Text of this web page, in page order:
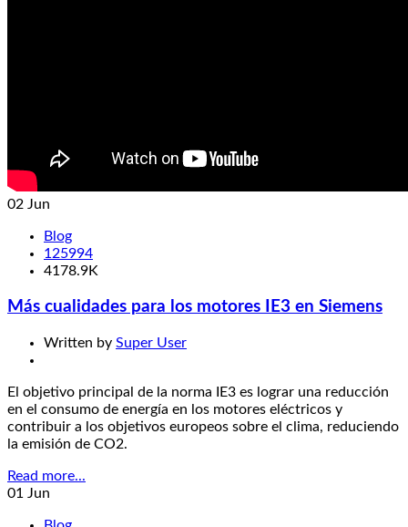
02 Jun
Blog
125994
4178.9K
Más cualidades para los motores IE3 en Siemens
Written by Super User
El objetivo principal de la norma IE3 es lograr una reducción
en el consumo de energía en los motores eléctricos y
contribuir a los objetivos europeos sobre el clima, reduciendo
la emisión de CO2.
Read more...
01
Jun